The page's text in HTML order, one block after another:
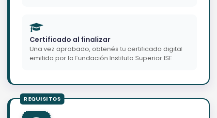
Certificado al finalizar
Una vez aprobado, obtenés tu certificado digital
emitido por la Fundación Instituto Superior ISE.